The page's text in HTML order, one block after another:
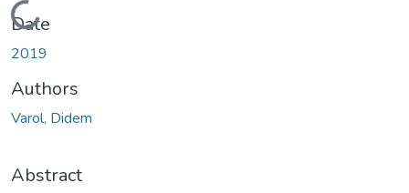
Loading...
Date
2019
Authors
Varol, Didem
Abstract